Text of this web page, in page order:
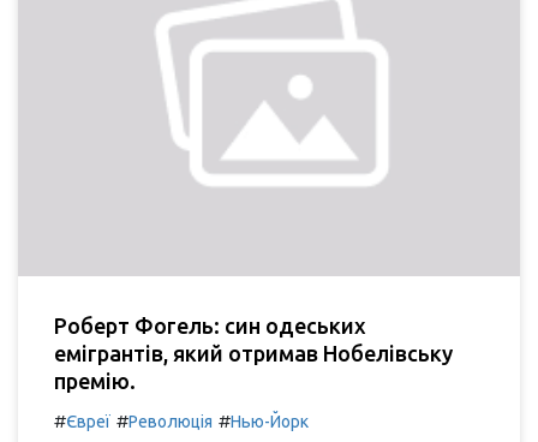
Роберт Фогель: син одеських
емігрантів, який отримав Нобелівську
премію.
#Євреї #Революція #Нью-Йорк